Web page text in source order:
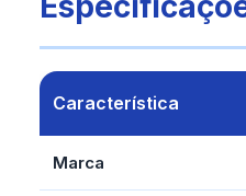
Característica
Marca